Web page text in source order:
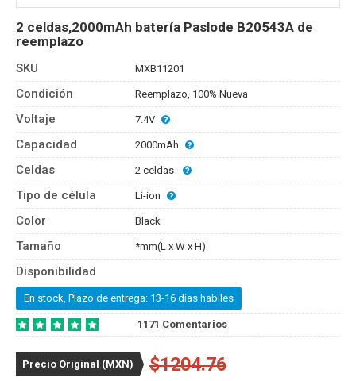
2 celdas,2000mAh batería Paslode B20543A de
reemplazo
SKU MXB11201
Condición Reemplazo, 100% Nueva
Voltaje 7.4V
Capacidad 2000mAh
Celdas 2 celdas
Tipo de célula Li-ion
Color Black
Tamaño *mm(L x W x H)
Disponibilidad
En stock, Plazo de entrega: 13-16 dias habiles
1171 Comentarios
Precio Original (MXN) $1204.76